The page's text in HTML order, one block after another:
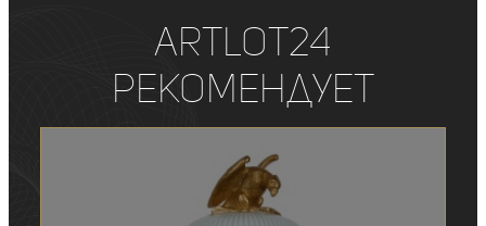
ArtLot24
рекомендует